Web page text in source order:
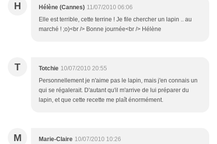
H Hélène (Cannes) 11/07/2010 06:06
Elle est terrible, cette terrine ! Je file chercher un lapin .. au
marché ! ;o)<br /> Bonne journée<br /> Hélène
T Totchie 10/07/2010 20:55
Personnellement je n'aime pas le lapin, mais j'en connais un
qui se régalerait. D'autant qu'il m'arrive de lui préparer du
lapin, et que cette recette me plaît énormément.
M Marie-Claire 10/07/2010 10:26